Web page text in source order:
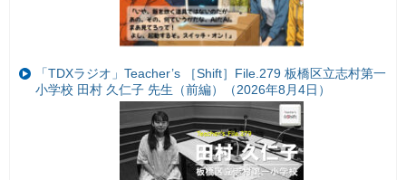
「TDXラジオ」Teacher’s ［Shift］File.279 板橋区立志村第一
小学校 田村 久仁子 先生（前編）（2026年8月4日）